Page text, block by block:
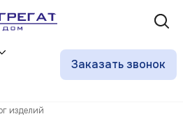
Заказать звонок
изделий